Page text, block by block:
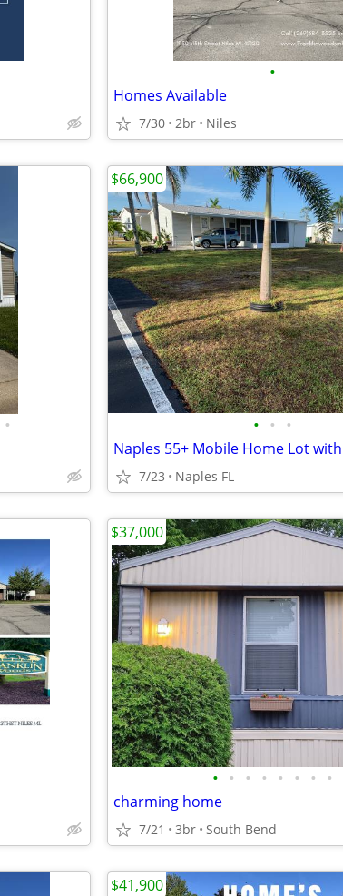
•
Homes Available
7/30 2br Niles
• • • •
7/23 Naples FL
$66,900
• • • • • • • •
charming home
7/21 3br South Bend
$37,000
$41,900